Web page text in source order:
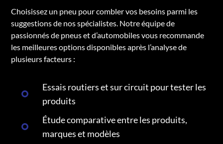
Choisissez un pneu pour combler vos besoins parmi les
suggestions de nos spécialistes. Notre équipe de
passionnés de pneus et d’automobiles vous recommande
les meilleures options disponibles après l’analyse de
plusieurs facteurs :
Essais routiers et sur circuit pour tester les
produits
Étude comparative entre les produits,
marques et modèles